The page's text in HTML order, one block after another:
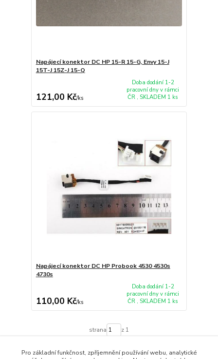
Napájecí konektor DC HP 15-R 15-G, Envy 15-J
15T-J 15Z-J 15-Q
121,00 Kč/ks
Doba dodání 1-2
pracovní dny v rámci
ČR , SKLADEM 1 ks
Napájecí konektor DC HP Probook 4530 4530s
4730s
110,00 Kč/ks
Doba dodání 1-2
pracovní dny v rámci
ČR , SKLADEM 1 ks
strana z 1
Pro základní funkčnost, zpříjemnění používání webu, analytické